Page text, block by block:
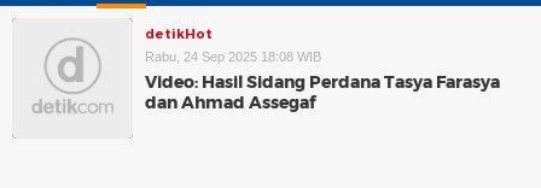
detikHot
Rabu, 24 Sep 2025 18:08 WIB
Video: Hasil Sidang Perdana Tasya Farasya
dan Ahmad Assegaf